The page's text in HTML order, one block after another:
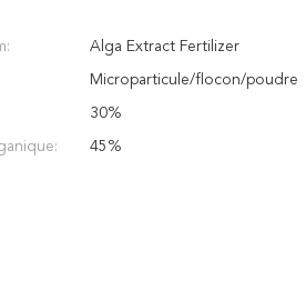
Alga Extract Fertilizer
Microparticule/flocon/poudre
30%
45%